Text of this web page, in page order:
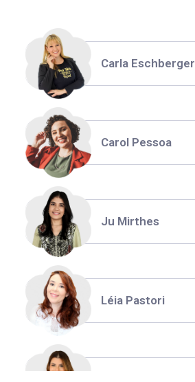
Carla Eschberger
Carol Pessoa
Ju Mirthes
Léia Pastori